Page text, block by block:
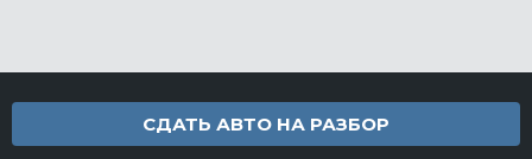
СДАТЬ АВТО НА РАЗБОР